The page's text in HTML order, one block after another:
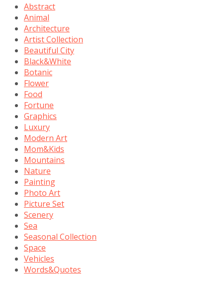
Abstract
Animal
Architecture
Artist Collection
Beautiful City
Black&White
Botanic
Flower
Food
Fortune
Graphics
Luxury
Modern Art
Mom&Kids
Mountains
Nature
Painting
Photo Art
Picture Set
Scenery
Sea
Seasonal Collection
Space
Vehicles
Words&Quotes